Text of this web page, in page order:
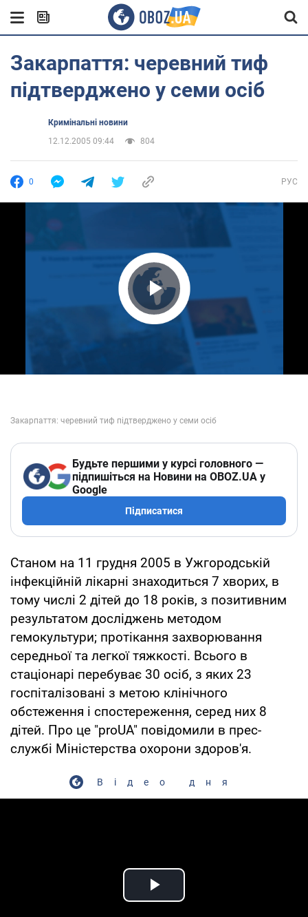
Закарпаття: черевний тиф
підтверджено у семи осіб
Кримінальні новини
12.12.2005 09:44
804
0 РУС
Play Video
Будьте першими у курсі головного —
підпишіться на Новини на OBOZ.UA у
Google
Підписатися
Станом на 11 грудня 2005 в Ужгородській
інфекційній лікарні знаходиться 7 хворих, в
тому числі 2 дітей до 18 років, з позитивним
результатом досліджень методом
гемокультури; протікання захворювання
середньої та легкої тяжкості. Всього в
стаціонарі перебуває 30 осіб, з яких 23
госпіталізовані з метою клінічного
обстеження і спостереження, серед них 8
дітей. Про це "proUA" повідомили в прес-
службі Міністерства охорони здоров'я.
Відео дня
Play Video